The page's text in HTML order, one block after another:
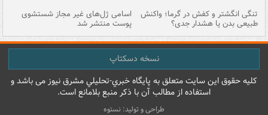
تنگی انگشتر و کفش در گرما؛ واکنش
طبیعی بدن یا هشدار جدی؟
اسامی ژل‌های غیر مجاز شستشوی
پوست منتشر شد
نسخه دسکتاپ
کليه حقوق اين سايت متعلق به پایگاه خبري-تحليلي مشرق نيوز می باشد و
استفاده از مطالب آن با ذکر منبع بلامانع است.
طراحی و تولید: نستوه